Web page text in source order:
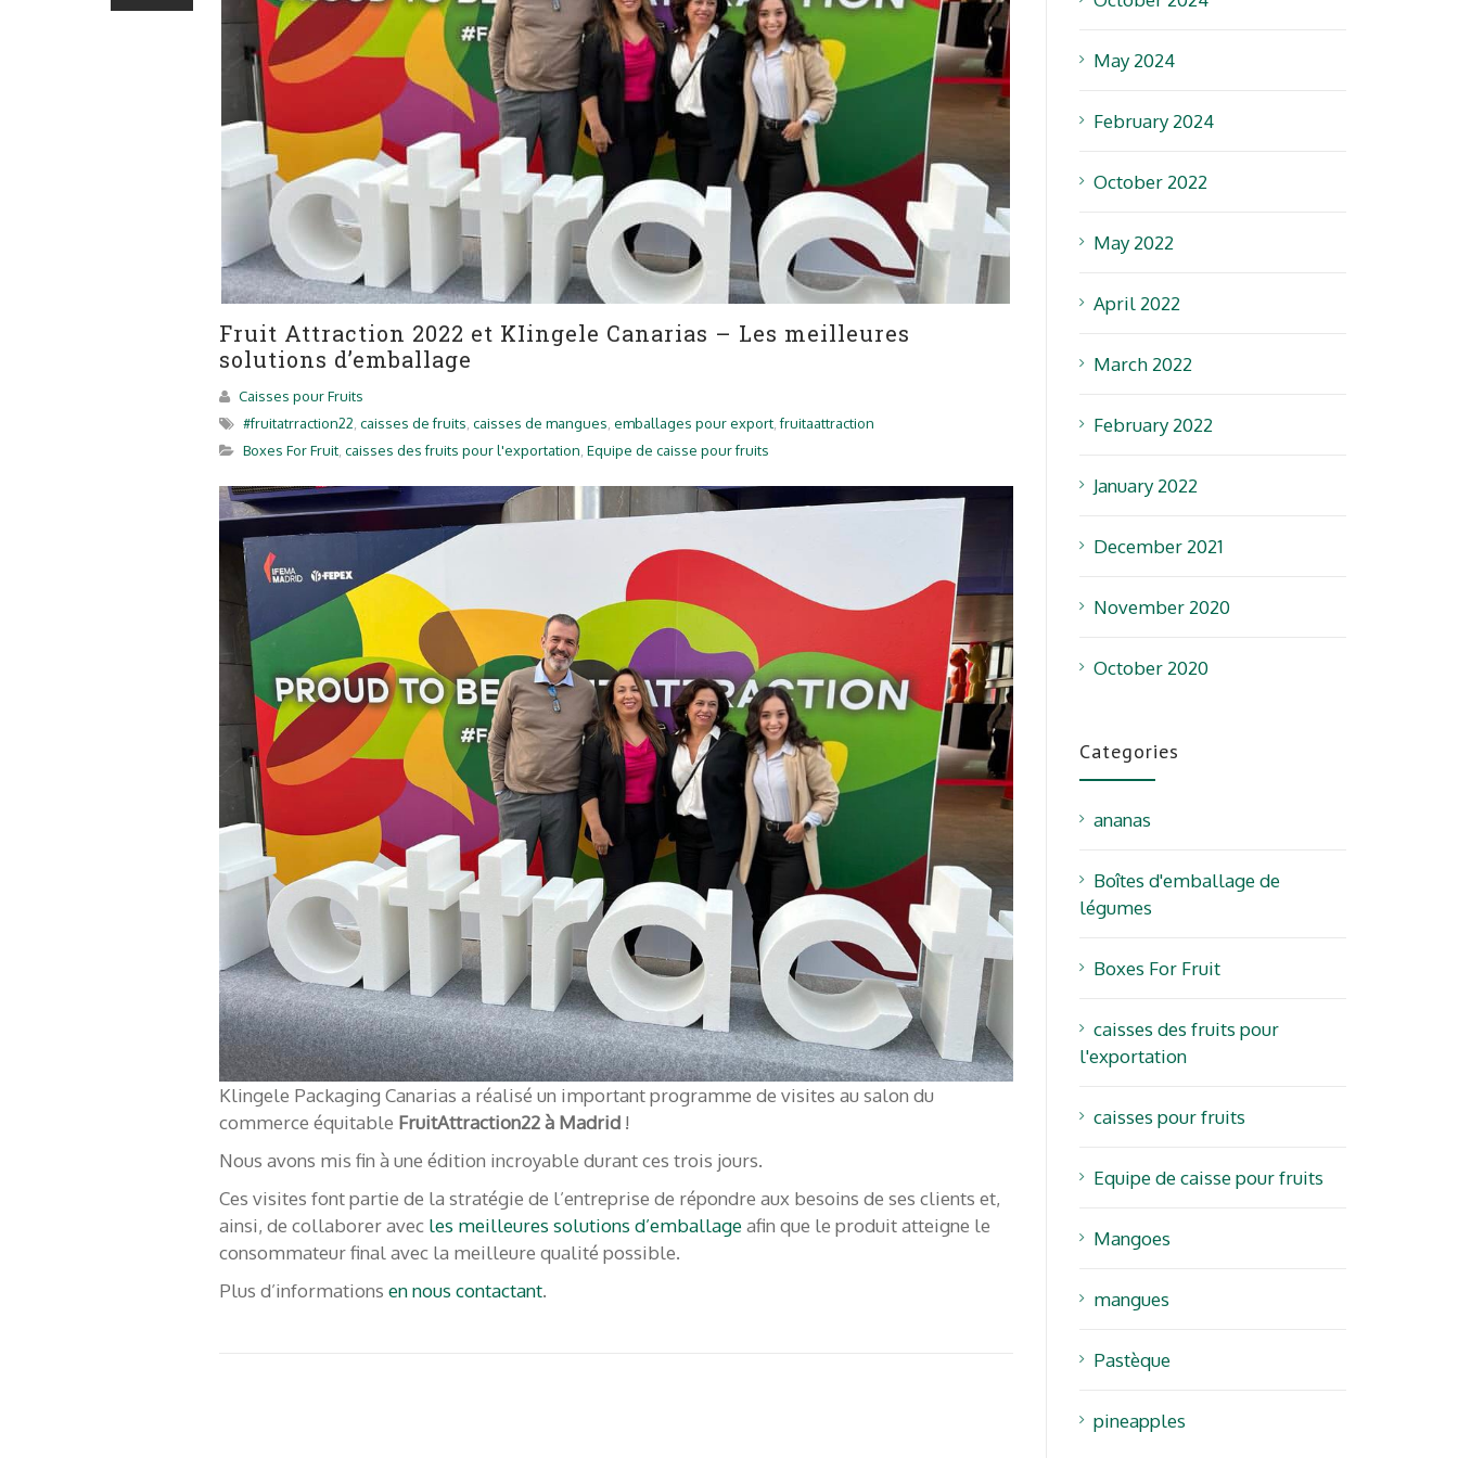
Fruit Attraction 2022 et KIingele Canarias – Les meilleures
solutions d’emballage
Caisses pour Fruits
#fruitatrraction22 caisses de fruits caisses de mangues emballages pour export ,fruitaattraction
Boxes For Fruit caisses des fruits pour l'exportation Equipe de caisse pour fruits
Klingele Packaging Canarias a réalisé un important programme de visites au salon du
commerce équitable FruitAttraction22 à Madrid !
Nous avons mis fin à une édition incroyable durant ces trois jours.
Ces visites font partie de la stratégie de l’entreprise de répondre aux besoins de ses clients et,
ainsi, de collaborer avec les meilleures solutions d’emballageafin que le produit atteigne le
consommateur final avec la meilleure qualité possible.
Plus d’informations en nous contactant.
May 2024
February 2024
October 2022
May 2022
April 2022
March 2022
February 2022
January 2022
December 2021
November 2020
October 2020
Categories
ananas
Boîtes d'emballage de
légumes
Boxes For Fruit
caisses des fruits pour
l'exportation
caisses pour fruits
Equipe de caisse pour fruits
Mangoes
mangues
Pastèque
pineapples
Caisses pour
À propos de nous
Home – Caisses Pour Fruits
Tu parles anglais | English
Blog
Contactez-nous
Emballages de fruits frais pour
durables en 2026
Fruit Attraction 2024 et Klingele
solutions d’emballage
BRIDGETOAFRICA Mai 2024 :